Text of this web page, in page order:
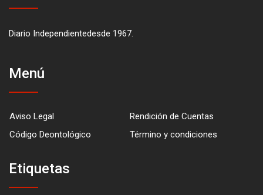
Diario Independientedesde 1967.
Menú
Aviso Legal
Rendición de Cuentas
Código Deontológico
Término y condiciones
Etiquetas